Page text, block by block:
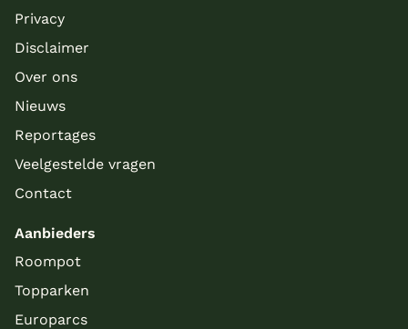
Privacy
Disclaimer
Over ons
Nieuws
Reportages
Veelgestelde vragen
Contact
Aanbieders
Roompot
Topparken
Europarcs